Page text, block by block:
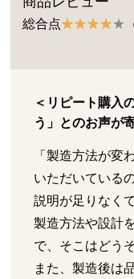
総合点
＜リピート購入
う」とのお声が
「製造方法が変
いただいている
説明が足りなく
製造方法や設計
で、そこはどう
また、製造後は